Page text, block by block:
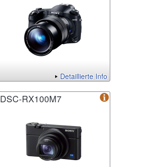
Detaillierte Info
DSC-RX100M7